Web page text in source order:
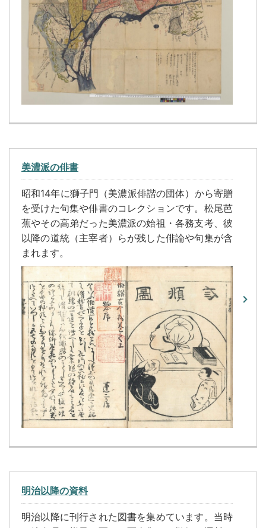
美濃派の俳書
昭和14年に獅子門（美濃派俳諧の団体）から寄贈
を受けた句集や俳書のコレクションです。松尾芭
蕉やその高弟だった美濃派の始祖・各務支考、彼
以降の道統（主宰者）らが残した俳論や句集が含
まれます。
明治以降の資料
明治以降に刊行された図書を集めています。当時